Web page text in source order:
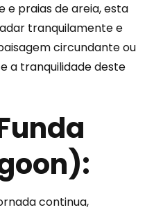
e praias de areia, esta
tranquilamente e
circundante ou
a tranquilidade deste
continua,